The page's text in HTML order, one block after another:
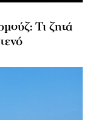
Τι ζητά